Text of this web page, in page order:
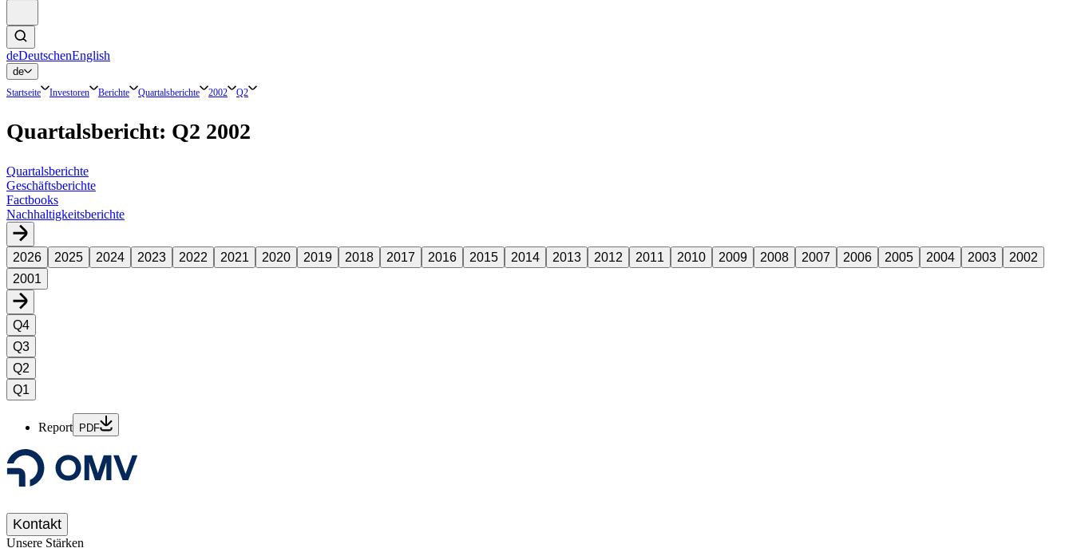
deDeutschenEnglish
de
Startseite Investoren Berichte Quartalsberichte 2002 Q2
Quartalsbericht: Q2 2002
Quartalsberichte
Geschäftsberichte
Factbooks
Nachhaltigkeitsberichte
2026 2025 2024 2023 2022 2021 2020 2019 2018 2017 2016 2015 2014 2013 2012 2011 2010 2009 2008 2007 2006 2005 2004 2003
2002
2001
Q4
Q3
Q2
Q1
Report PDF
Kontakt
Unsere Stärken